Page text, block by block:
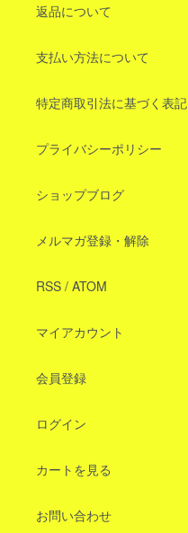
返品について
支払い方法について
特定商取引法に基づく表記
プライバシーポリシー
ショップブログ
メルマガ登録・解除
RSS / ATOM
マイアカウント
会員登録
ログイン
カートを見る
お問い合わせ